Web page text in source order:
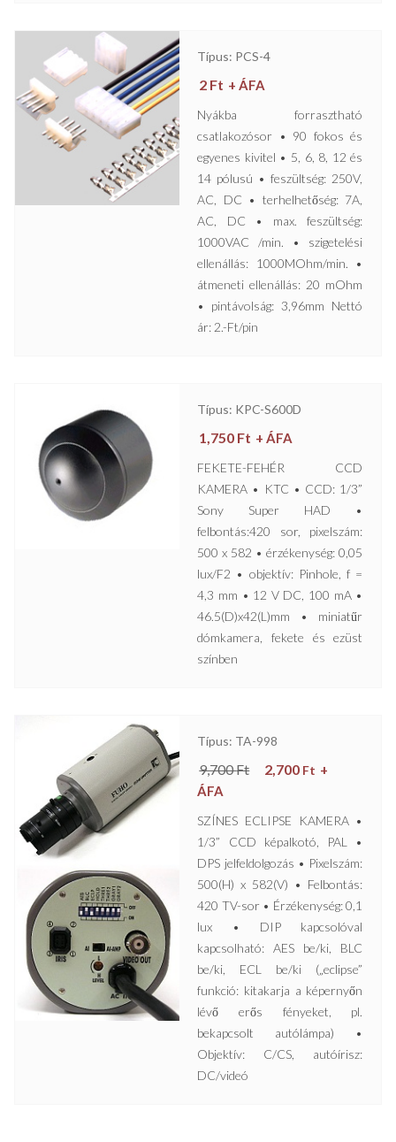
Típus: PCS-4
2 Ft + ÁFA
Nyákba forrasztható
csatlakozósor • 90 fokos és
egyenes kivitel • 5, 6, 8, 12 és
14 pólusú • feszültség: 250V,
AC, DC • terhelhetőség: 7A,
AC, DC • max. feszültség:
1000VAC /min. • szigetelési
ellenállás: 1000MOhm/min. •
átmeneti ellenállás: 20 mOhm
• pintávolság: 3,96mm Nettó
ár: 2.-Ft/pin
Típus: KPC-S600D
1,750 Ft + ÁFA
FEKETE-FEHÉR CCD
KAMERA • KTC • CCD: 1/3”
Sony Super HAD •
felbontás:420 sor, pixelszám:
500 x 582 • érzékenység: 0,05
lux/F2 • objektív: Pinhole, f =
4,3 mm • 12 V DC, 100 mA •
46.5(D)x42(L)mm • miniatűr
dómkamera, fekete és ezüst
színben
Típus: TA-998
9,700Ft 2,700 Ft +
ÁFA
SZÍNES ECLIPSE KAMERA •
1/3” CCD képalkotó, PAL •
DPS jelfeldolgozás • Pixelszám:
500(H) x 582(V) • Felbontás:
420 TV-sor • Érzékenység: 0,1
lux • DIP kapcsolóval
kapcsolható: AES be/ki, BLC
be/ki, ECL be/ki („eclipse”
funkció: kitakarja a képernyőn
lévő erős fényeket, pl.
bekapcsolt autólámpa) •
Objektív: C/CS, autóírisz:
DC/videó